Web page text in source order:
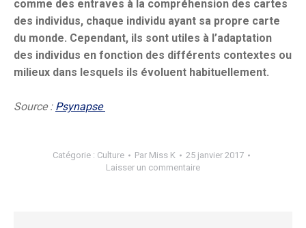
comme des entraves à la compréhension des cartes
des individus, chaque individu ayant sa propre carte
du monde. Cependant, ils sont utiles à l’adaptation
des individus en fonction des différents contextes ou
milieux dans lesquels ils évoluent habituellement.
Source : Psynapse
Catégorie : Culture Par Miss K
25 janvier 2017
Laisser un commentaire